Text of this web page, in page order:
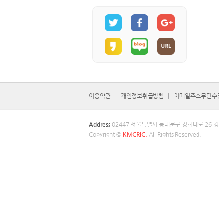
이용약관 개인정보취급방침 이메일주소무단수
Address 02447 서울특별시 동대문구 경희대로 26
Copyright © KMCRIC. All Rights Reserved.